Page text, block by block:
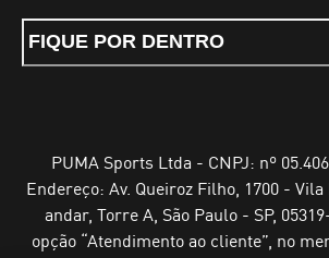
FIQUE POR DENTRO
PUMA Sports Ltda - CNPJ: nº
Endereço: Av. Queiroz Filho, 1700 -
andar, Torre A, São Paulo - SP,
opção “Atendimento ao cliente”, no